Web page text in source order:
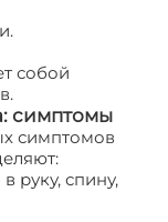
собой
симптомы
симптомов
руку, спину,